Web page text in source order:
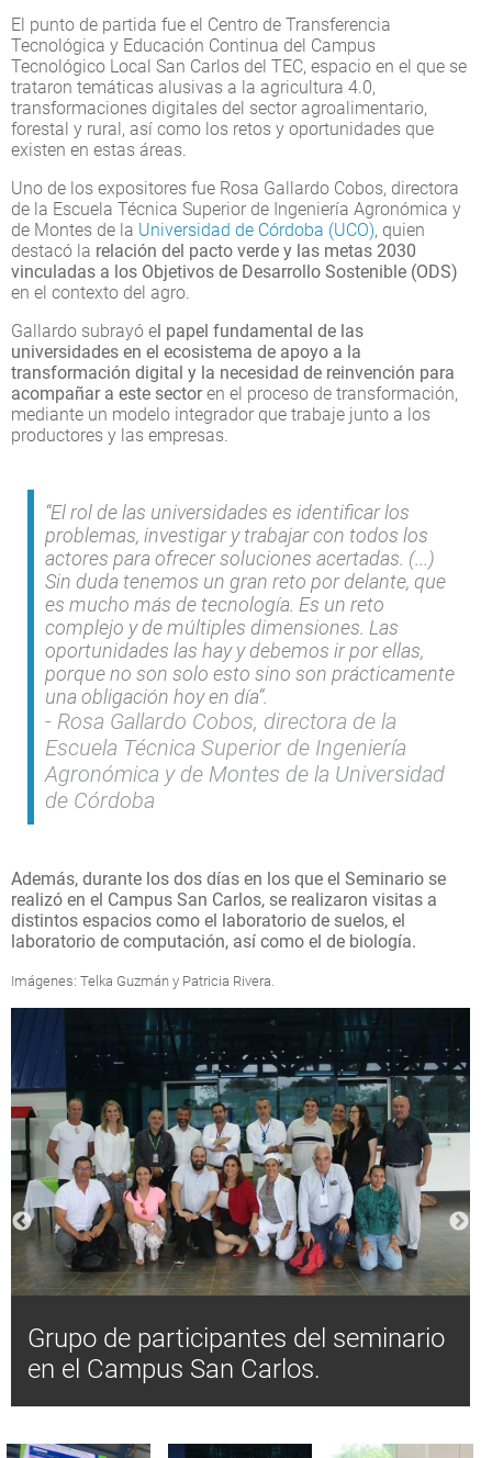
El punto de partida fue el Centro de Transferencia
Tecnológica y Educación Continua del Campus
Tecnológico Local San Carlos del TEC, espacio en el que se
trataron temáticas alusivas a la agricultura 4.0,
transformaciones digitales del sector agroalimentario,
forestal y rural, así como los retos y oportunidades que
existen en estas áreas.
Uno de los expositores fue Rosa Gallardo Cobos, directora
de la Escuela Técnica Superior de Ingeniería Agronómica y
de Montes de la Universidad de Córdoba (UCO), quien
destacó la relación del pacto verde y las metas 2030
vinculadas a los Objetivos de Desarrollo Sostenible (ODS)
en el contexto del agro.
Gallardo subrayó el papel fundamental de las
universidades en el ecosistema de apoyo a la
transformación digital y la necesidad de reinvención para
acompañar a este sectoren el proceso de transformación,
mediante un modelo integrador que trabaje junto a los
productores y las empresas.
“El rol de las universidades es identificar los
problemas, investigar y trabajar con todos los
actores para ofrecer soluciones acertadas. (...)
Sin duda tenemos un gran reto por delante, que
es mucho más de tecnología. Es un reto
complejo y de múltiples dimensiones. Las
oportunidades las hay y debemos ir por ellas,
porque no son solo esto sino son prácticamente
una obligación hoy en día”.
Rosa Gallardo Cobos, directora de la
Escuela Técnica Superior de Ingeniería
Agronómica y de Montes de la Universidad
de Córdoba
Además, durante los dos días en los que el Seminario se
realizó en el Campus San Carlos, se realizaron visitas a
distintos espacios como el laboratorio de suelos, el
laboratorio de computación, así como el de biología.
Imágenes: Telka Guzmán y Patricia Rivera.
Grupo de participantes del seminario
en el Campus San Carlos.